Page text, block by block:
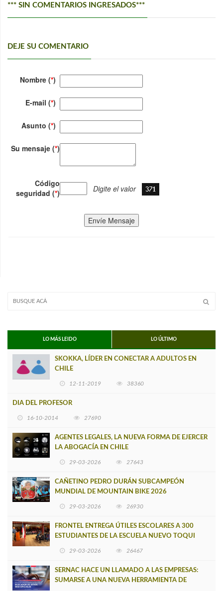
*** SIN COMENTARIOS INGRESADOS***
DEJE SU COMENTARIO
Nombre (*)
E-mail (*)
Asunto (*)
Su mensaje (*)
Código
seguridad (*) Digite el valor
Envíe Mensaje
LO MÁS LEIDO LO ÚLTIMO
SKOKKA, LÍDER EN CONECTAR A ADULTOS EN
CHILE
12-11-2019 38360
DIA DEL PROFESOR
16-10-2014 27690
AGENTES LEGALES, LA NUEVA FORMA DE EJERCER
LA ABOGACÍA EN CHILE
29-03-2026 27643
CAÑETINO PEDRO DURÁN SUBCAMPEÓN
MUNDIAL DE MOUNTAIN BIKE 2026
29-03-2026 26930
FRONTEL ENTREGA ÚTILES ESCOLARES A 300
ESTUDIANTES DE LA ESCUELA NUEVO TOQUI
29-03-2026 26467
SERNAC HACE UN LLAMADO A LAS EMPRESAS:
SUMARSE A UNA NUEVA HERRAMIENTA DE